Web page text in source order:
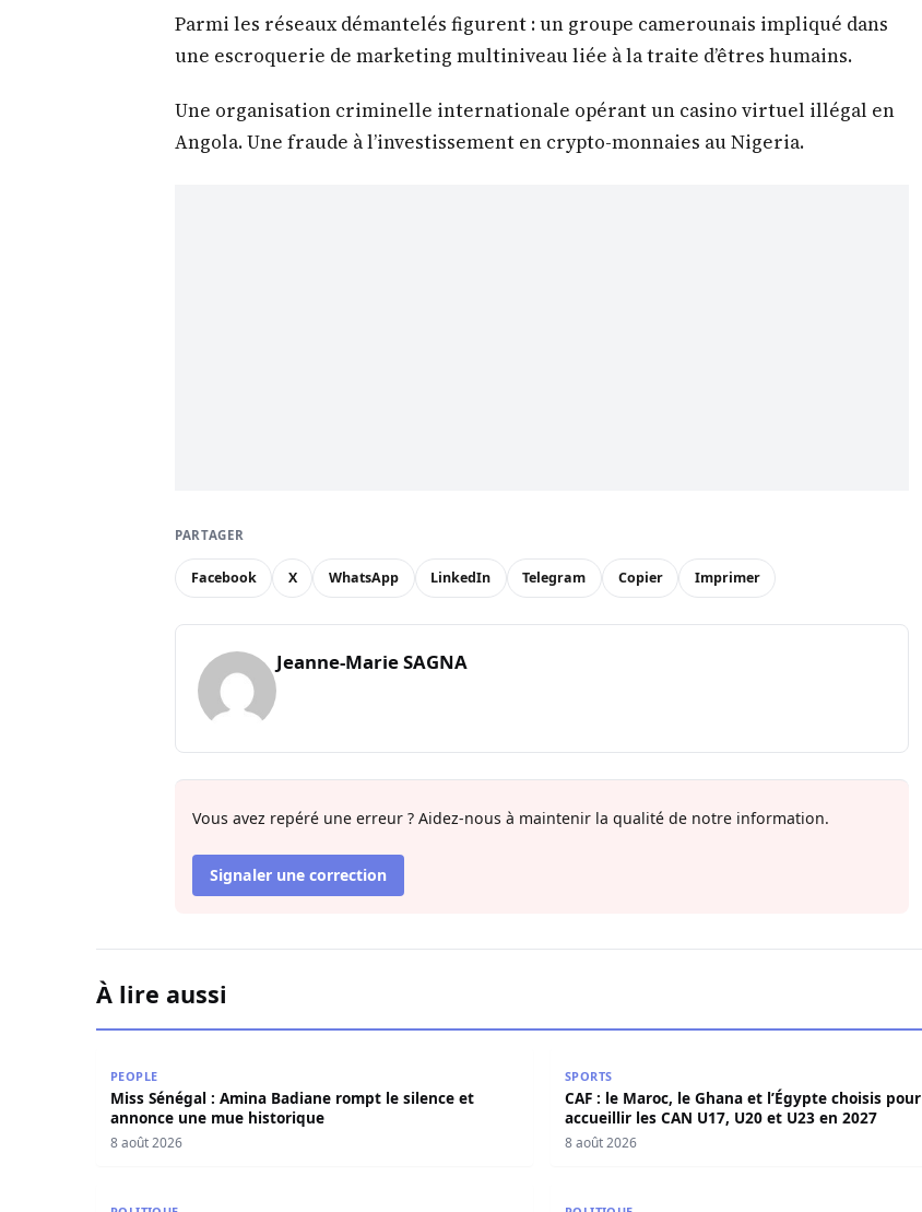
Parmi les réseaux démantelés figurent : un groupe camerounais impliqué dans
une escroquerie de marketing multiniveau liée à la traite d’êtres humains.
Une organisation criminelle internationale opérant un casino virtuel illégal en
Angola. Une fraude à l’investissement en crypto-monnaies au Nigeria.
PARTAGER
Facebook X WhatsApp LinkedIn Telegram Copier Imprimer
Jeanne-Marie SAGNA
Vous avez repéré une erreur ? Aidez-nous à maintenir la qualité de notre information.
Signaler une correction
À lire aussi
PEOPLE
Miss Sénégal : Amina Badiane rompt le silence et
annonce une mue historique
8 août 2026
SPORTS
CAF : le Maroc, le Ghana et l’Égypte choisis pour
accueillir les CAN U17, U20 et U23 en 2027
8 août 2026